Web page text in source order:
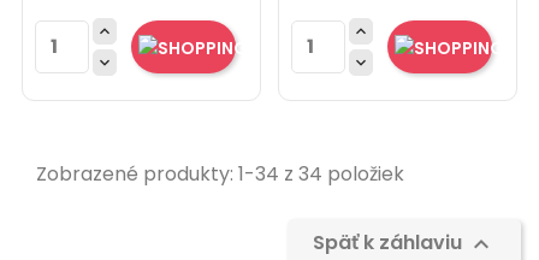




Zobrazené produkty: 1-34 z 34 položiek
Späť k záhlaviu 